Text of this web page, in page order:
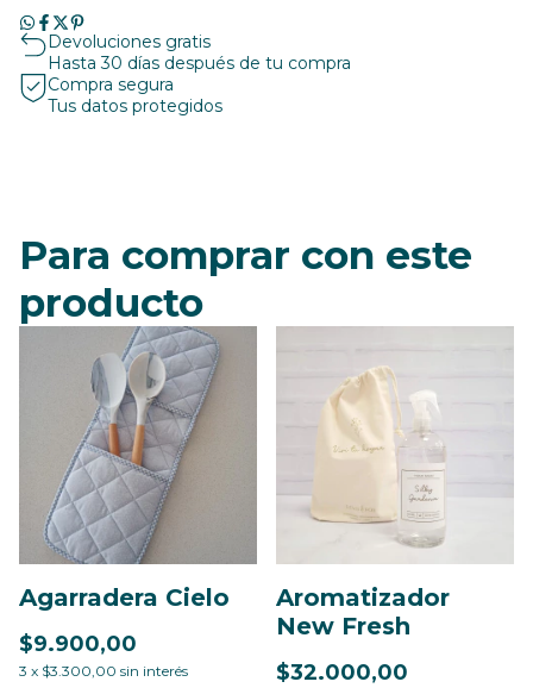
Devoluciones gratis
Hasta 30 días después de tu compra
Compra segura
Tus datos protegidos
Para comprar con este
producto
Agarradera Cielo
$9.900,00
3 x $3.300,00 sin interés
Aromatizador
New Fresh
$32.000,00